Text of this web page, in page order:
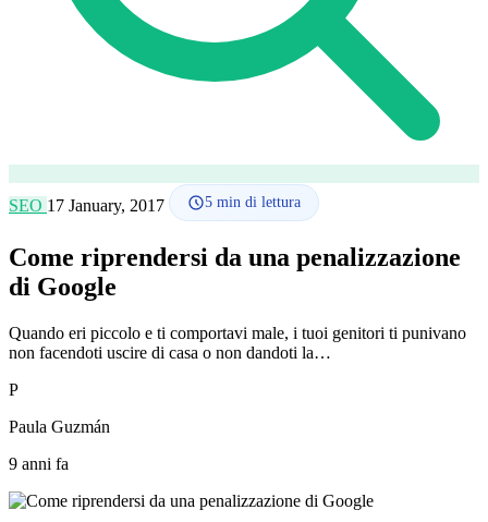
SEO 17 January, 2017 5 min di lettura
Come riprendersi da una penalizzazione
di Google
Quando eri piccolo e ti comportavi male, i tuoi genitori ti punivano
non facendoti uscire di casa o non dandoti la…
P
Paula Guzmán
9 anni fa